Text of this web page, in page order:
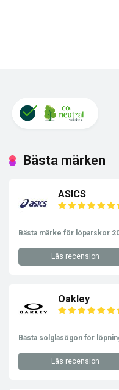
Bästa märken
ASICS
Bästa märke för löparskor
Läs recension
Oakley
Bästa solglasögon för
Läs recension